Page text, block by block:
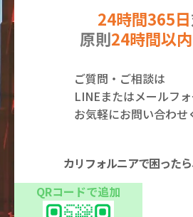
24時間365日
原則24時間以内
ご質問・ご相談は
LINEまたはメールフ
お気軽にお問い合わせ
カリフォルニアで困った
QRコードで追加